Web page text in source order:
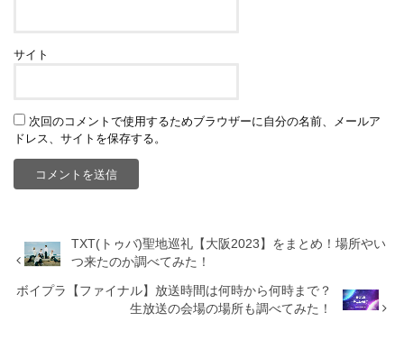
サイト
次回のコメントで使用するためブラウザーに自分の名前、メールア
ドレス、サイトを保存する。
TXT(トゥバ)聖地巡礼【大阪2023】をまとめ！場所やい
つ来たのか調べてみた！
ボイプラ【ファイナル】放送時間は何時から何時まで？
生放送の会場の場所も調べてみた！